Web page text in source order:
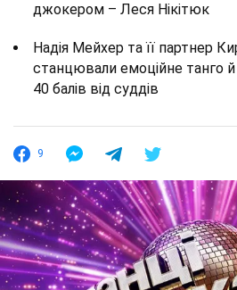
джокером – Леся Нікітюк
Надія Мейхер та її партнер
станцювали емоційне танго
40 балів від суддів
9